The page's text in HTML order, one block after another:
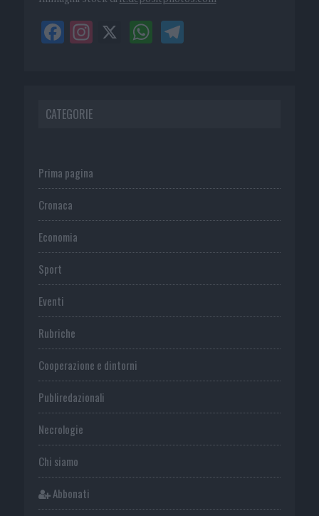
CATEGORIE
Prima pagina
Cronaca
Economia
Sport
Eventi
Rubriche
Cooperazione e dintorni
Publiredazionali
Necrologie
Chi siamo
Abbonati